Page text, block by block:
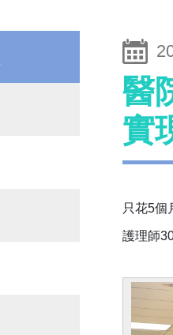
醫
實
只花5個
護理師